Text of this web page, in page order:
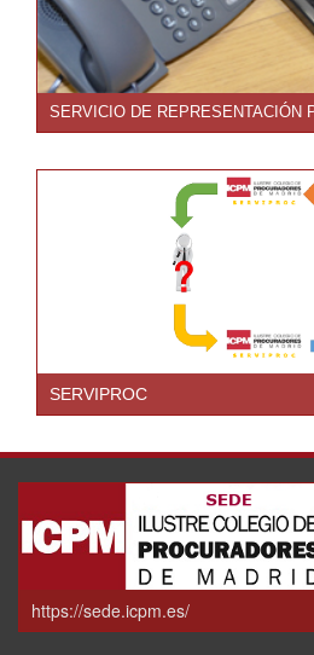
SERVICIO DE REPRESENTACIÓN
SERVIPROC
https://sede.icpm.es/